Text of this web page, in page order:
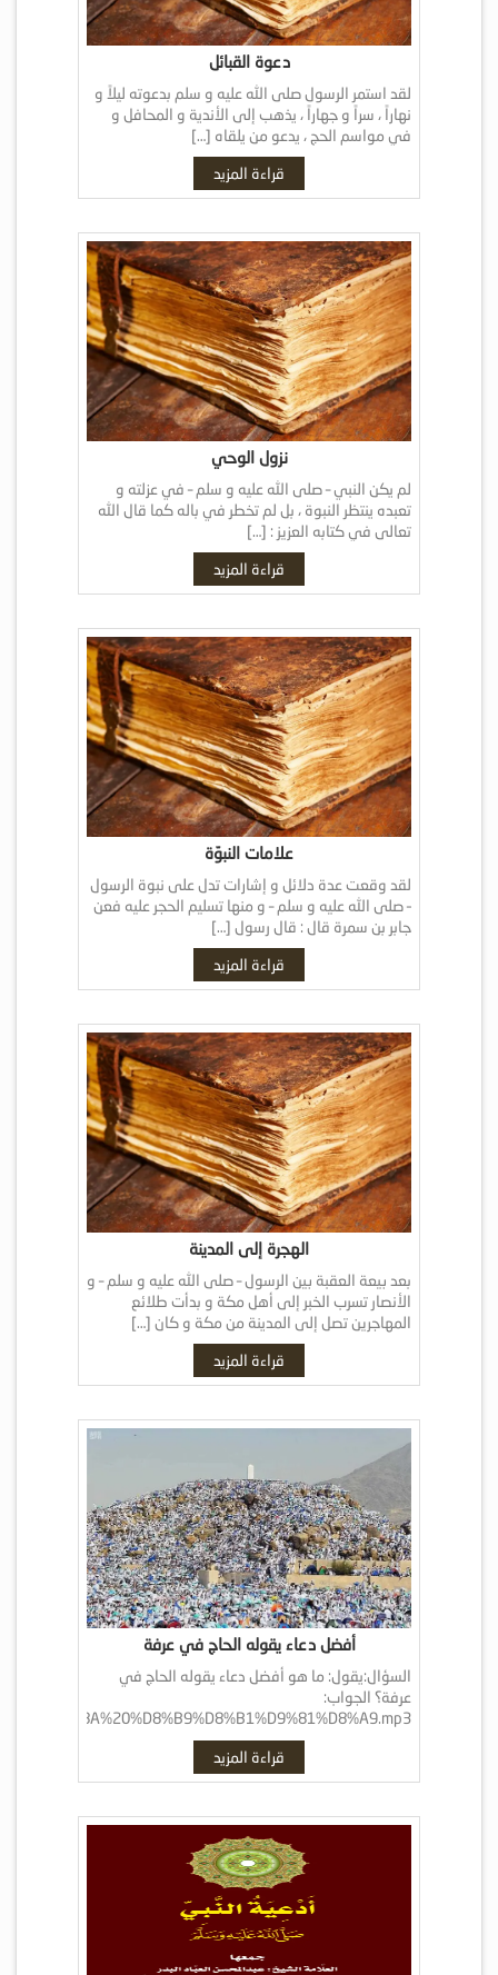
دعوة القبائل
لقد استمر الرسول صلى الله عليه و سلم بدعوته ليلاً و
نهاراً ، سراً و جهاراً ، يذهب إلى الأندية و المحافل و
في مواسم الحج ، يدعو من يلقاه […]
قراءة المزيد
نزول الوحي
لم يكن النبي – صلى الله عليه و سلم – في عزلته و
تعبده ينتظر النبوة ، بل لم تخطر في باله كما قال الله
تعالى في كتابه العزيز : […]
قراءة المزيد
علامات النبوّة
لقد وقعت عدة دلائل و إشارات تدل على نبوة الرسول
– صلى الله عليه و سلم – و منها تسليم الحجر عليه فعن
جابر بن سمرة قال : قال رسول […]
قراءة المزيد
الهجرة إلى المدينة
بعد بيعة العقبة بين الرسول – صلى الله عليه و سلم – و
الأنصار تسرب الخبر إلى أهل مكة و بدأت طلائع
المهاجرين تصل إلى المدينة من مكة و كان […]
قراءة المزيد
أفضل دعاء يقوله الحاج في عرفة
السؤال:يقول: ما هو أفضل دعاء يقوله الحاج في
عرفة؟ الجواب:
ليس في هذا شيء مخصوص فإنه يدعو بما تيسر، وقد
روي عن النبي ﷺ أنه قال: خير الدعاء دعاء يوم […]
قراءة المزيد